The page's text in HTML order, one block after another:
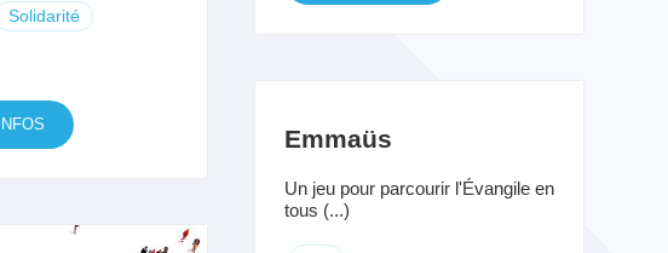
Solidarité
Emmaüs
Un jeu pour parcourir l'Évangile en
tous (...)